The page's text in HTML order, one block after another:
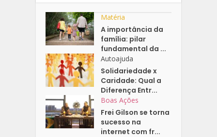
Matéria
A importância da
família: pilar
fundamental da ...
Autoajuda
Solidariedade x
Caridade: Qual a
Diferença Entr...
Boas Ações
Frei Gilson se torna
sucesso na
internet com fr...